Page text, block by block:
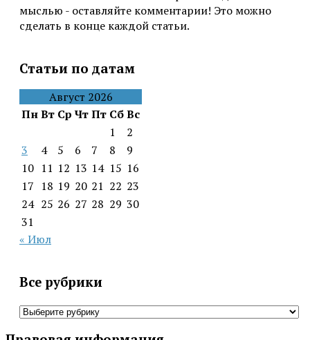
мыслью - оставляйте комментарии! Это можно
сделать в конце каждой статьи.
Статьи по датам
Август 2026
ПнВт Ср ЧтПт СбВс
1
2
3
4 5 6 7 8
9
10 11 12 13 14 15 16
17 18 19 20 21 22 23
24 25 26 27 28 29 30
31
« Июл
Все рубрики
Все